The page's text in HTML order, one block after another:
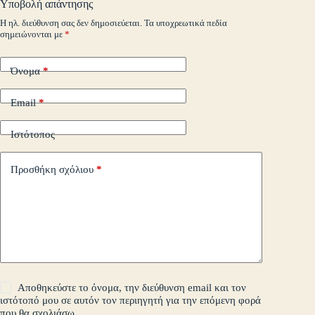
m
εί
Υποβολή απάντησης
Η ηλ. διεύθυνση σας δεν δημοσιεύεται. Τα υποχρεωτικά πεδία
σημειώνονται με *
Όνομα*
Email*
Ιστότοπος
Προσθήκη σχόλιου *
Αποθηκεύστε το όνομα, την διεύθυνση email και τον
ιστότοπό μου σε αυτόν τον περιηγητή για την επόμενη φορά